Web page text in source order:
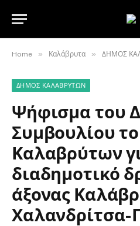
Home » Καλάβρυτα » ΔΗΜΟΣ
ΔΗΜΟΣ ΚΑΛΑΒΡΥΤΩΝ
Ψήφισμα του
Συμβουλίου
Καλαβρύτων
διαδημοτικό
άξονας
Χαλανδρίτσα-